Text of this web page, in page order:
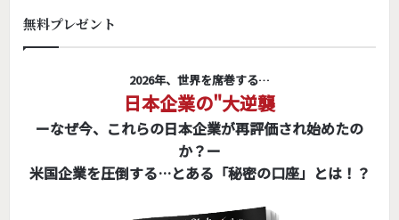
無料プレゼント
2026年、世界を席巻する…
日本企業の"大逆襲
ーなぜ今、これらの日本企業が再評価され始めたの
か？ー
米国企業を圧倒する…とある「秘密の口座」とは！？